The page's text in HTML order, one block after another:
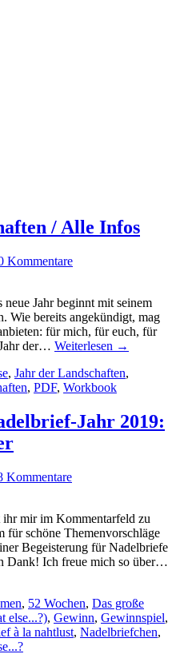
/ Alle Infos
Kommentare
Jahr beginnt mit seinem
Wie bereits angekündigt, mag
für mich, für euch, für
der… Weiterlesen →
, Jahr der Landschaften,
, PDF, Workbook
Jahr 2019:
Kommentare
mir im Kommentarfeld zu
für schöne Themenvorschläge
Begeisterung für Nadelbriefe
Dank! Ich freue mich so über…
, 52 Wochen, Das große
else...?), Gewinn, Gewinnspiel,
à la nahtlust, Nadelbriefchen,